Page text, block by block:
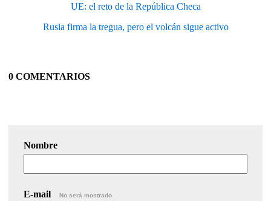
UE: el reto de la República Checa
Rusia firma la tregua, pero el volcán sigue activo
0 COMENTARIOS
Nombre
E-mail No será mostrado.